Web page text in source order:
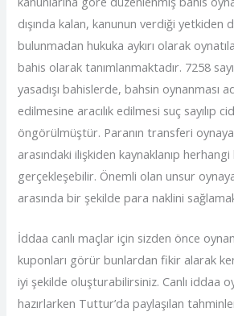
dışında kalan, kanunun verdiği yetkiden
bulunmadan hukuka aykırı olarak
bahis olarak tanımlanmaktadır. 7258
yasadışı bahislerde, bahsin oynanması
edilmesine aracılık edilmesi suç sayılıp
öngörülmüştür. Paranın transferi
arasındaki ilişkiden kaynaklanıp
gerçekleşebilir. Önemli olan unsur
arasında bir şekilde para naklini
İddaa canlı maçlar için sizden önce
kuponları görür bunlardan fikir alarak
iyi şekilde oluşturabilirsiniz. Canlı iddaa
hazırlarken Tuttur’da paylaşılan